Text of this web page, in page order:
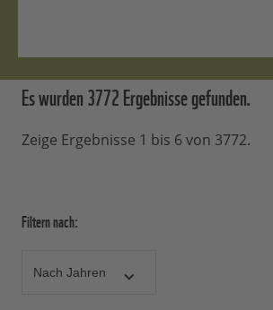
Es wurden 3772 Ergebnissegefunden.
Zeige Ergebnisse 1 bis 6 von 3772.
Filtern nach: